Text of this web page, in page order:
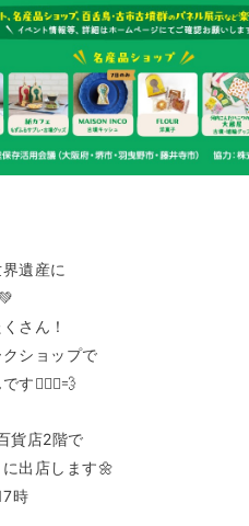
遺産に
さん！
ショップで
す🏃🏻‍♂️💨
貨店2階で
出店します🌼
時